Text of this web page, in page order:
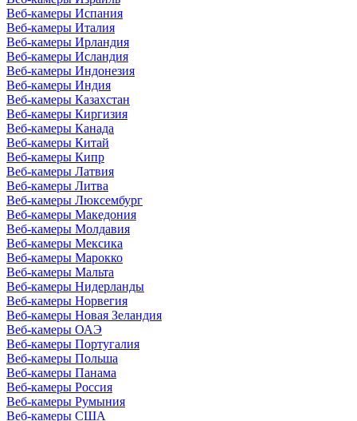
Веб-камеры Испания
Веб-камеры Италия
Веб-камеры Ирландия
Веб-камеры Исландия
Веб-камеры Индонезия
Веб-камеры Индия
Веб-камеры Казахстан
Веб-камеры Киргизия
Веб-камеры Канада
Веб-камеры Китай
Веб-камеры Кипр
Веб-камеры Латвия
Веб-камеры Литва
Веб-камеры Люксембург
Веб-камеры Македония
Веб-камеры Молдавия
Веб-камеры Мексика
Веб-камеры Марокко
Веб-камеры Мальта
Веб-камеры Нидерланды
Веб-камеры Норвегия
Веб-камеры Новая Зеландия
Веб-камеры ОАЭ
Веб-камеры Португалия
Веб-камеры Польша
Веб-камеры Панама
Веб-камеры Россия
Веб-камеры Румыния
Веб-камеры США